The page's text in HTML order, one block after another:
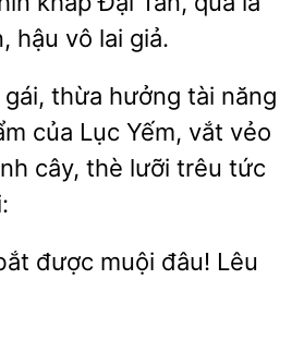
hậu lai giả.
thừa hưởng tài năng
của Lục Yếm, vắt vẻo
cây, thè lưỡi trêu tức
đâu! Lêu